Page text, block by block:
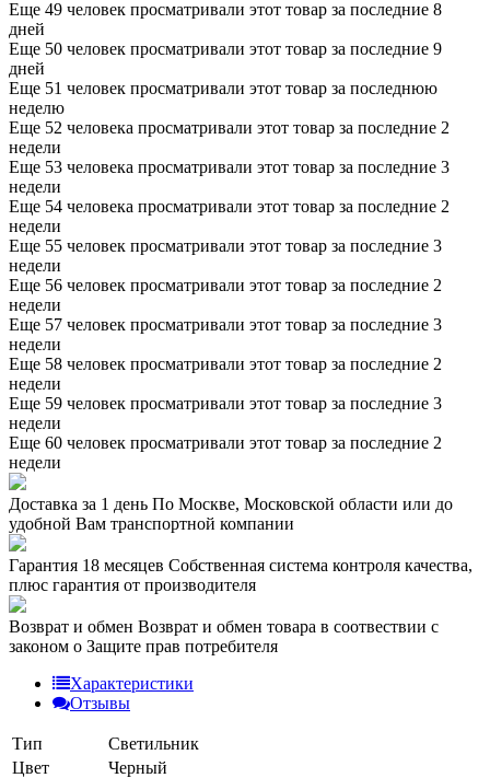
Еще 49 человек просматривали этот товар за последние 8
дней
Еще 50 человек просматривали этот товар за последние 9
дней
Еще 51 человек просматривали этот товар за последнюю
неделю
Еще 52 человека просматривали этот товар за последние 2
недели
Еще 53 человека просматривали этот товар за последние 3
недели
Еще 54 человека просматривали этот товар за последние 2
недели
Еще 55 человек просматривали этот товар за последние 3
недели
Еще 56 человек просматривали этот товар за последние 2
недели
Еще 57 человек просматривали этот товар за последние 3
недели
Еще 58 человек просматривали этот товар за последние 2
недели
Еще 59 человек просматривали этот товар за последние 3
недели
Еще 60 человек просматривали этот товар за последние 2
недели
Доставка за 1 день По Москве, Московской области или до
удобной Вам транспортной компании
Гарантия 18 месяцев Собственная система контроля качества,
плюс гарантия от производителя
Возврат и обмен Возврат и обмен товара в соотвествии с
законом о Защите прав потребителя
Характеристики
Отзывы
Тип
Светильник
Цвет
Черный